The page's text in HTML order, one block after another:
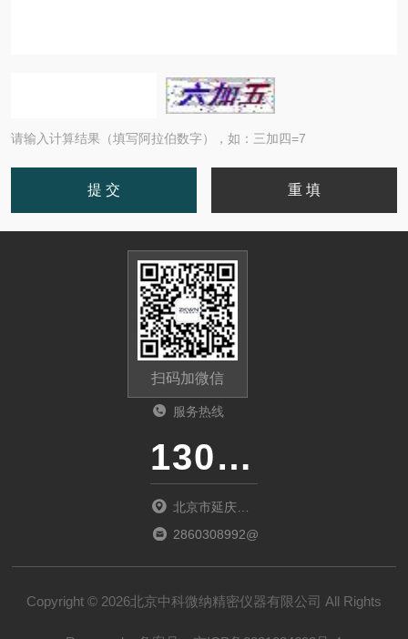
请输入计算结果（填写阿拉伯数字），如：三加四=7
扫码加微信
服务热线
13011285763
北京市延庆区
中关村延庆园
2860308992@qq.com
Copyright © 2026北京中科微纳精密仪器有限公司 All Rights